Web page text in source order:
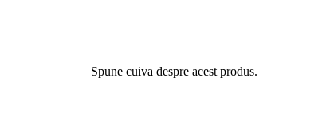
Spune cuiva despre acest produs.